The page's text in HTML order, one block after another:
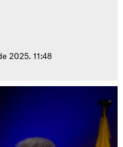
2025. 11:48